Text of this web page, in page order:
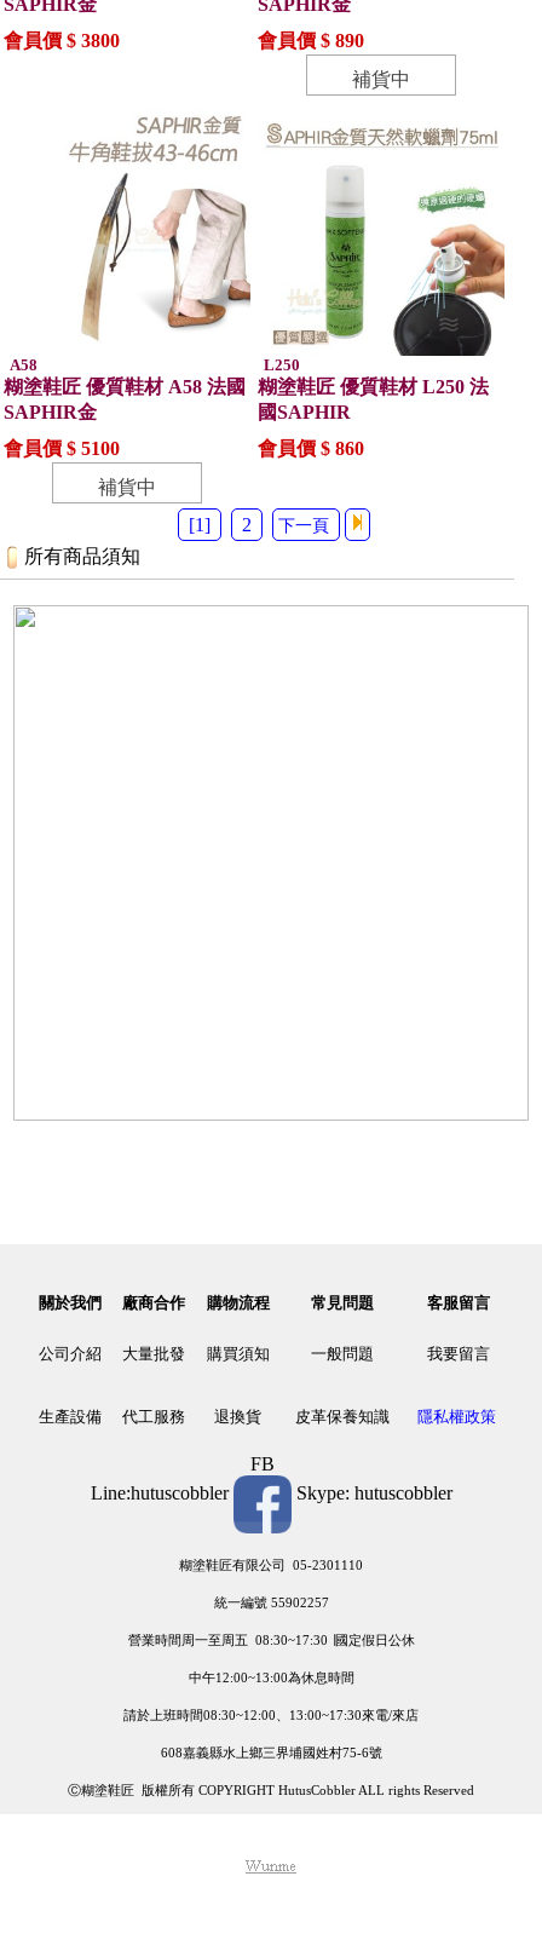
SAPHIR金
會員價 $ 3800
SAPHIR金
會員價 $ 890
補貨中
A58
糊塗鞋匠 優質鞋材 A58 法國
SAPHIR金
會員價 $ 5100
補貨中
L250
糊塗鞋匠 優質鞋材 L250 法
國SAPHIR
會員價 $ 860
[1] 2 下一頁
所有商品須知
關於我們 廠商合作 購物流程 常見問題 客服留言
公司介紹 大量批發 購買須知 一般問題 我要留言
生產設備 代工服務 退換貨 皮革保養知識 隱私權政策
Line:hutuscobbler
FB
Skype: hutuscobbler
糊塗鞋匠有限公司 05-2301110
統一編號 55902257
營業時間周一至周五 08:30~17:30 ∣國定假日公休
中午12:00~13:00為休息時間
請於上班時間08:30~12:00、13:00~17:30來電/來店
608嘉義縣水上鄉三界埔國姓村75-6號
Ⓒ糊塗鞋匠 版權所有 COPYRIGHT HutusCobbler ALL rights Reserved